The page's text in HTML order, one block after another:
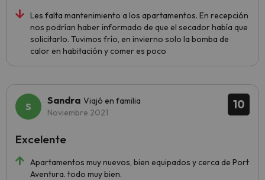
Les falta mantenimiento a los apartamentos. En recepción
nos podrían haber informado de que el secador había que
solicitarlo. Tuvimos frío, en invierno solo la bomba de
calor en habitación y comer es poco
10
Sandra Viajó en familia
Noviembre 2021
Apartamentos muy nuevos, bien equipados y cerca de Port
Aventura. todo muy bien.
Excelente